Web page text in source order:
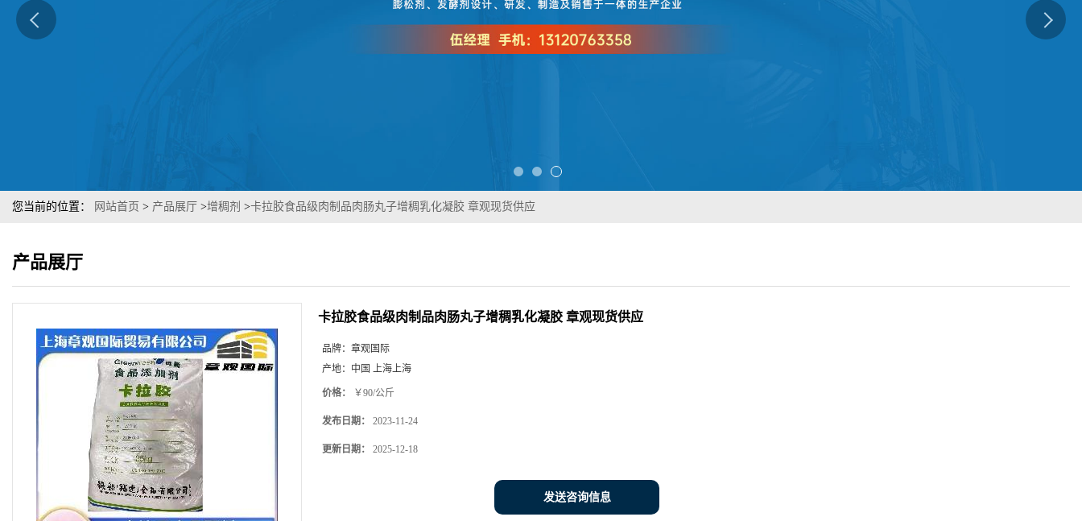
您当前的位置： 网站首页 > 产品展厅 >增稠剂 >卡拉胶食品级肉制品肉肠丸子增稠乳化凝胶 章观现货供应
产品展厅
卡拉胶食品级肉制品肉肠丸子增稠乳化凝胶 章观现货供应
品牌： 章观国际
产地： 中国 上海上海
价格： ￥90/公斤
发布日期： 2023-11-24
更新日期： 2025-12-18
发送咨询信息